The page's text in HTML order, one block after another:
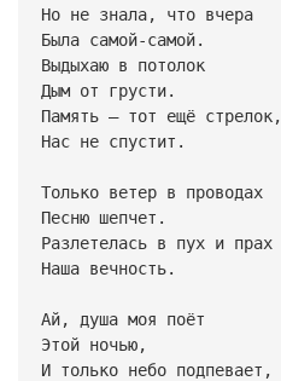
Но не знала, что вчера
Была самой-самой.
Выдыхаю в потолок
Дым от грусти.
Память — тот ещё стрелок,
Нас не спустит.
Только ветер в проводах
Песню шепчет.
Разлетелась в пух и прах
Наша вечность.
Ай, душа моя поёт
Этой ночью,
И только небо подпевает,